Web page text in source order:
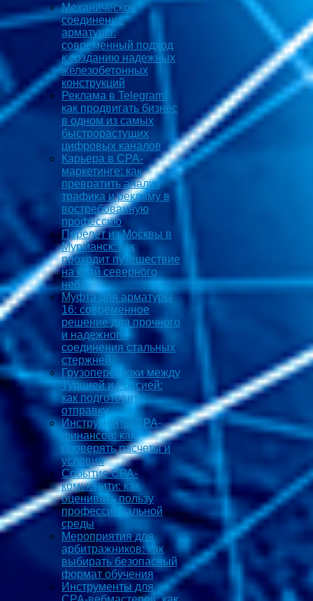
Механическое
соединение
арматуры:
современный подход
к созданию надежных
железобетонных
конструкций
Реклама в Telegram:
как продвигать бизнес
в одном из самых
быстрорастущих
цифровых каналов
Карьера в CPA-
маркетинге: как
превратить анализ
трафика и рекламу в
востребованную
профессию
Перелёт из Москвы в
Мурманск: как
проходит путешествие
на край северного
неба
Муфта для арматуры
16: современное
решение для прочного
и надежного
соединения стальных
стержней
Грузоперевозки между
Турцией и Россией:
как подготовить
отправку
Инструменты CPA-
финансов: как
проверять расчеты и
условия
Событие CPA-
комьюнити: как
оценивать пользу
профессиональной
среды
Мероприятия для
арбитражников: как
выбирать безопасный
формат обучения
Инструменты для